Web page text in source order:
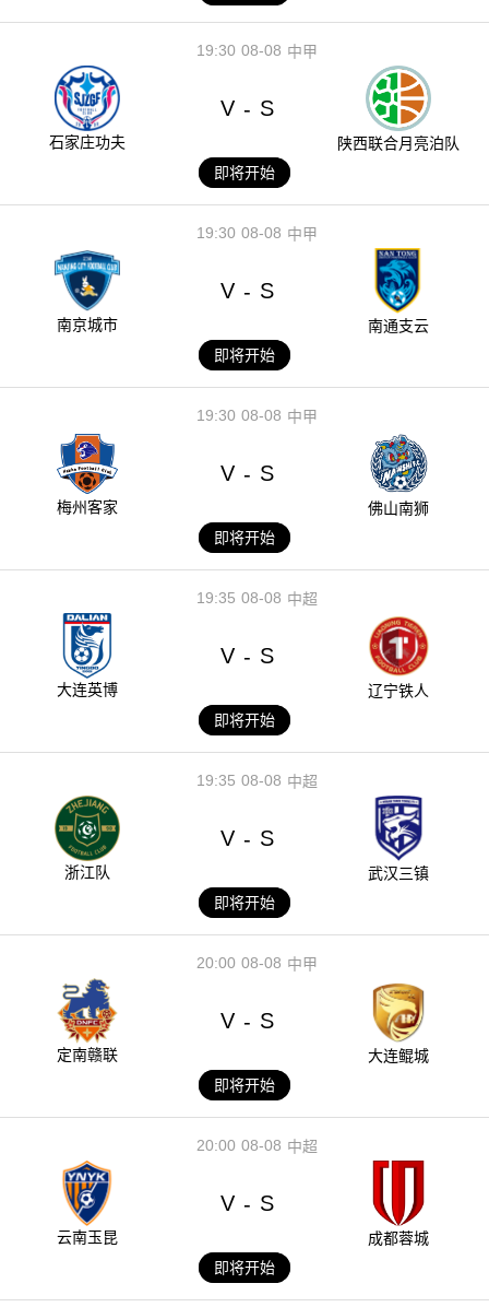
08-08
19:30 中甲
石家庄功夫
V - S
陕西联合月亮泊队
即将开始
08-08
19:30 中甲
南京城市
V - S
南通支云
即将开始
08-08
19:30 中甲
梅州客家
V - S
佛山南狮
即将开始
08-08
19:35 中超
大连英博
V - S
辽宁铁人
即将开始
08-08
19:35 中超
浙江队
V - S
武汉三镇
即将开始
08-08
20:00 中甲
定南赣联
V - S
大连鲲城
即将开始
08-08
20:00 中超
云南玉昆
V - S
成都蓉城
即将开始